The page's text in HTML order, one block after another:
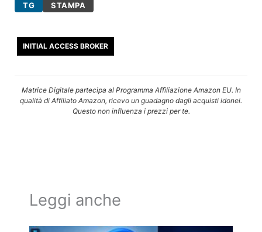
TG STAMPA
INITIAL ACCESS BROKER
Matrice Digitale partecipa al Programma Affiliazione Amazon EU. In
qualità di Affiliato Amazon, ricevo un guadagno dagli acquisti idonei.
Questo non influenza i prezzi per te.
Leggi anche